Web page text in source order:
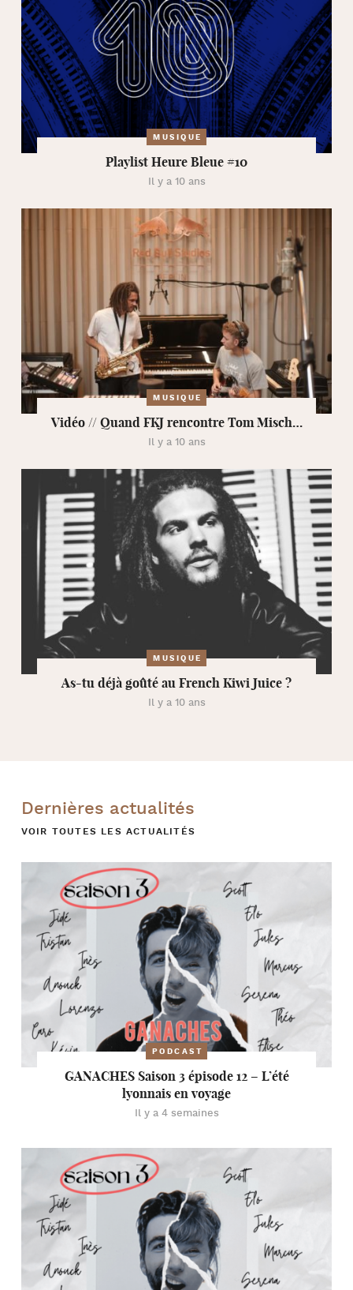
MUSIQUE
Playlist Heure Bleue #10
Il y a 10 ans
MUSIQUE
Vidéo // Quand FKJ rencontre Tom Misch…
Il y a 10 ans
MUSIQUE
As-tu déjà goûté au French Kiwi Juice ?
Il y a 10 ans
Dernières actualités
VOIR TOUTES LES ACTUALITÉS
PODCAST
GANACHES Saison 3 épisode 12 – L’été
lyonnais en voyage
Il y a 4 semaines